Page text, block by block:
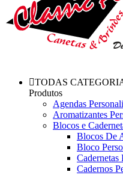
TODAS
Produtos
Agendas
Aromatizantes
Blocos e
Blocos De
Bloco
Cadernetas
Cadernos